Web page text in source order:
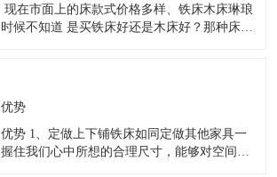
在市面上的床款式价格多样、铁床木床琳琅
候不知道 是买铁床好还是木床好？那种床结
本都是锯末板含甲醛对人体是有害的，遇到
势
其他家具一
住我们心中所想的合理尺寸，能够对空间的